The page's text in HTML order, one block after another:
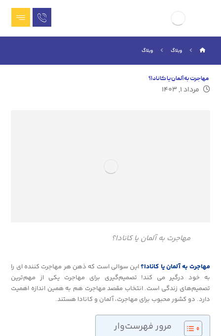
وبلاگ وبلاگ
مهاجرت به آلمان یا کانادا؟
مرداد ۱, ۱۴۰۳
مهاجرت به آلمان یا کانادا؟
مهاجرت به آلمان یا کانادا؟این سوالی است که ذهن هر مهاجرت کننده ای را
به خود درگیر می کند! تصمیم‌گیری برای مهاجرت یکی از مهم‌ترین
تصمیم‌های زندگی است. انتخاب مقصد مهاجرت هم به همین اندازه اهمیت
دارد. دو کشور محبوب برای مهاجرت، آلمان و کانادا هستند.
مرور فهرست‌وار